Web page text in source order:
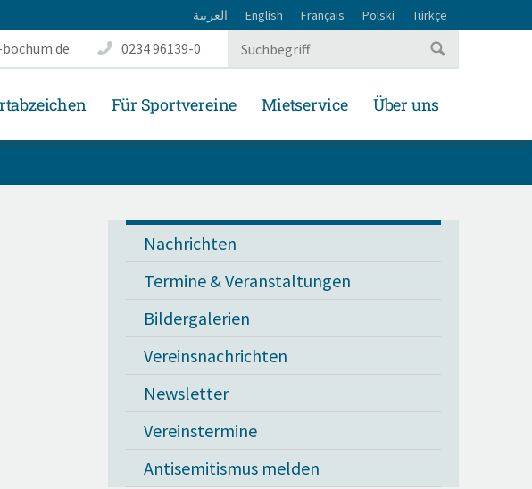
العربية English Français Polski Türkçe
0234 96139-0
Für Sportvereine Mietservice Über uns
Nachrichten
Termine & Veranstaltungen
Bildergalerien
Vereinsnachrichten
Newsletter
Vereinstermine
Antisemitismus melden